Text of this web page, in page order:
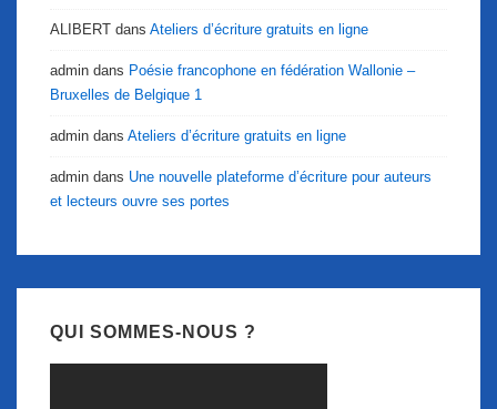
ALIBERT dans Ateliers d’écriture gratuits en ligne
admin dans Poésie francophone en fédération Wallonie –
Bruxelles de Belgique 1
admin dans Ateliers d’écriture gratuits en ligne
admin dans Une nouvelle plateforme d’écriture pour auteurs
et lecteurs ouvre ses portes
QUI SOMMES-NOUS ?